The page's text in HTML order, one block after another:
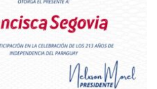
Radio Tribuna Abierta
Radio Tribuna Abierta
Radio Oñondivepa Paraguay
Premio Orgullo Paraguayo